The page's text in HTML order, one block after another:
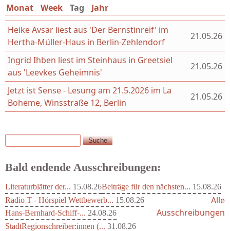
Monat Week Tag (aktiver Reiter)
Jahr
Heike Avsar liest aus 'Der Bernstinreif' im
Hertha-Müller-Haus in Berlin-Zehlendorf
21.05.26
Ingrid Ihben liest im Steinhaus in Greetsiel
aus 'Leevkes Geheimnis'
21.05.26
Jetzt ist Sense - Lesung am 21.5.2026 im La
Boheme, Winsstraße 12, Berlin
21.05.26
Suchformular
Suche
Bald endende Ausschreibungen:
Literaturblätter der... 15.08.26Beiträge für den nächsten... 15.08.26
Radio T - Hörspiel Wettbewerb... 15.08.26
Hans-Bernhard-Schiff-... 24.08.26
StadtRegionschreiber:innen (... 31.08.26
Alle
Ausschreibungen